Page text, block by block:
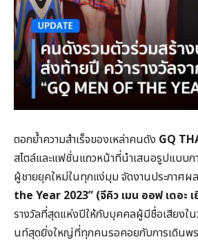
ตอกย้ำความสำเร็จของเหล่าคนดัง GQ
สไตล์และแฟชั่นแถวหน้าที่นำเสนอรูปแบบก
ผู้ชายยุคใหม่ในทุกแง่มุม จัดงานประกาศผ
the Year 2023” (จีคิว เมน ออฟ เดอะ
รางวัลที่สุดแห่งปีให้กับบุคคลผู้มีชื่อเสียงใน
นท์สุดยิ่งใหญ่ที่ทุกคนรอคอยกับการเดินพ